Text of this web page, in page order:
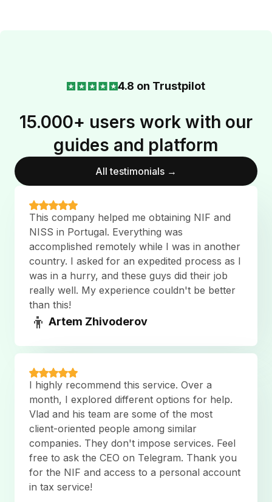
4.8 on Trustpilot
15.000+ users work with our
guides and platform
All testimonials →
This company helped me obtaining NIF and
NISS in Portugal. Everything was
accomplished remotely while I was in another
country. I asked for an expedited process as I
was in a hurry, and these guys did their job
really well. My experience couldn't be better
than this!
👦 Artem Zhivoderov
I highly recommend this service. Over a
month, I explored different options for help.
Vlad and his team are some of the most
client-oriented people among similar
companies. They don't impose services. Feel
free to ask the CEO on Telegram. Thank you
for the NIF and access to a personal account
in tax service!